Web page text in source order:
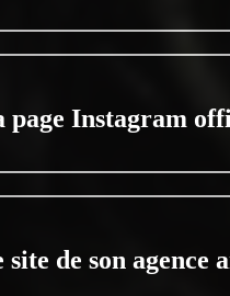
page Instagram
site de son agence